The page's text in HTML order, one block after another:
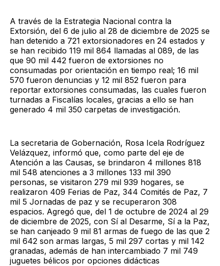
A través de la Estrategia Nacional contra la
Extorsión, del 6 de julio al 28 de diciembre de 2025 se
han detenido a 721 extorsionadores en 24 estados y
se han recibido 119 mil 864 llamadas al 089, de las
que 90 mil 442 fueron de extorsiones no
consumadas por orientación en tiempo real; 16 mil
570 fueron denuncias y 12 mil 852 fueron para
reportar extorsiones consumadas, las cuales fueron
turnadas a Fiscalías locales, gracias a ello se han
generado 4 mil 350 carpetas de investigación.
La secretaria de Gobernación, Rosa Icela Rodríguez
Velázquez, informó que, como parte del eje de
Atención a las Causas, se brindaron 4 millones 818
mil 548 atenciones a 3 millones 133 mil 390
personas, se visitaron 279 mil 939 hogares, se
realizaron 409 Ferias de Paz, 344 Comités de Paz, 7
mil 5 Jornadas de paz y se recuperaron 308
espacios. Agregó que, del 1 de octubre de 2024 al 29
de diciembre de 2025, con Sí al Desarme, Sí a la Paz,
se han canjeado 9 mil 81 armas de fuego de las que 2
mil 642 son armas largas, 5 mil 297 cortas y mil 142
granadas, además de han intercambiado 7 mil 749
juguetes bélicos por opciones didácticas